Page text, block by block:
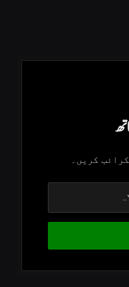
کریں۔